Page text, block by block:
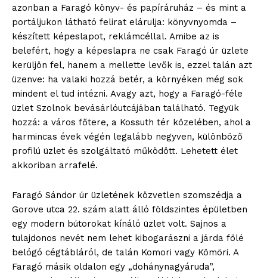
azonban a Faragó könyv- és papíráruház – és mint a
portáljukon látható felirat elárulja: könyvnyomda –
készített képeslapot, reklámcéllal. Amibe az is
belefért, hogy a képeslapra ne csak Faragó úr üzlete
kerüljön fel, hanem a mellette levők is, ezzel talán azt
üzenve: ha valaki hozzá betér, a környéken még sok
mindent el tud intézni. Avagy azt, hogy a Faragó-féle
üzlet Szolnok bevásárlóutcájában található. Tegyük
hozzá: a város főtere, a Kossuth tér közelében, ahol a
harmincas évek végén legalább negyven, különböző
profilú üzlet és szolgáltató működött. Lehetett élet
akkoriban arrafelé.
Faragó Sándor úr üzletének közvetlen szomszédja a
Gorove utca 22. szám alatt álló földszintes épületben
egy modern bútorokat kínáló üzlet volt. Sajnos a
tulajdonos nevét nem lehet kibogarászni a járda fölé
belógó cégtábláról, de talán Komori vagy Kömöri. A
Faragó másik oldalon egy „dohánynagyáruda”,